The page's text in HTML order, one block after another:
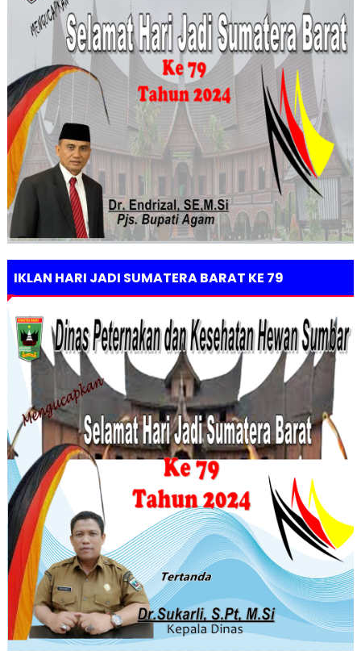
IKLAN HARI JADI SUMATERA BARAT KE 79